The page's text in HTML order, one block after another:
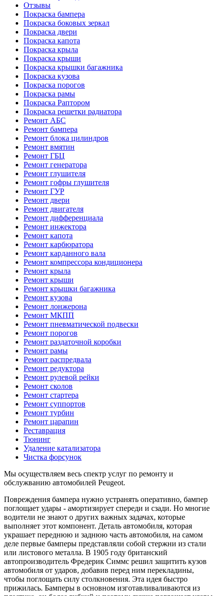
Отзывы
Покраска бампера
Покраска боковых зеркал
Покраска двери
Покраска капота
Покраска крыла
Покраска крыши
Покраска крышки багажника
Покраска кузова
Покраска порогов
Покраска рамы
Покраска Раптором
Покраска решетки радиатора
Ремонт АБС
Ремонт бампера
Ремонт блока цилиндров
Ремонт вмятин
Ремонт ГБЦ
Ремонт генератора
Ремонт глушителя
Ремонт гофры глушителя
Ремонт ГУР
Ремонт двери
Ремонт двигателя
Ремонт дифференциала
Ремонт инжектора
Ремонт капота
Ремонт карбюратора
Ремонт карданного вала
Ремонт компрессора кондиционера
Ремонт крыла
Ремонт крыши
Ремонт крышки багажника
Ремонт кузова
Ремонт лонжерона
Ремонт МКПП
Ремонт пневматической подвески
Ремонт порогов
Ремонт раздаточной коробки
Ремонт рамы
Ремонт распредвала
Ремонт редуктора
Ремонт рулевой рейки
Ремонт сколов
Ремонт стартера
Ремонт суппортов
Ремонт турбин
Ремонт царапин
Реставрация
Тюнинг
Удаление катализатора
Чистка форсунок
Мы осуществляем весь спектр услуг по ремонту и
обслужванию автомобилей Peugeot.
Повреждения бампера нужно устранять оперативно, бампер
поглощает удары - амортизирует спереди и сзади. Но многие
водители не знают о других важных задачах, которые
выполняет этот компонент. Деталь автомобиля, которая
украшает переднюю и заднюю часть автомобиля, на самом
деле первые бамперы представляли собой стержни из стали
или листового металла. В 1905 году британский
автопроизводитель Фредерик Симмс решил защитить кузов
автомобиля от ударов, добавив перед ним перекладины,
чтобы поглощать силу столкновения. Эта идея быстро
прижилась. Бамперы в основном изготавливаливаются из